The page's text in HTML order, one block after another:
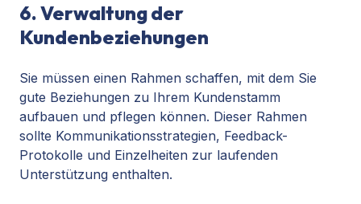
6. Verwaltung der
Kundenbeziehungen
Sie müssen einen Rahmen schaffen, mit dem Sie
gute Beziehungen zu Ihrem Kundenstamm
aufbauen und pflegen können. Dieser Rahmen
sollte Kommunikationsstrategien, Feedback-
Protokolle und Einzelheiten zur laufenden
Unterstützung enthalten.